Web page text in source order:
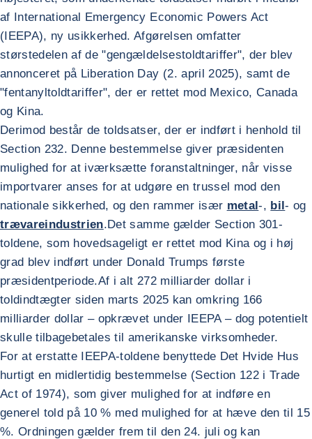
af International Emergency Economic Powers Act
(IEEPA), ny usikkerhed. Afgørelsen omfatter
størstedelen af de "gengældelsestoldtariffer", der blev
annonceret på Liberation Day (2. april 2025), samt de
"fentanyltoldtariffer", der er rettet mod Mexico, Canada
og Kina.
Derimod består de toldsatser, der er indført i henhold til
Section 232. Denne bestemmelse giver præsidenten
mulighed for at iværksætte foranstaltninger, når visse
importvarer anses for at udgøre en trussel mod den
nationale sikkerhed, og den rammer især metal-, bil- og
trævareindustrien.Det samme gælder Section 301-
toldene, som hovedsageligt er rettet mod Kina og i høj
grad blev indført under Donald Trumps første
præsidentperiode.Af i alt 272 milliarder dollar i
toldindtægter siden marts 2025 kan omkring 166
milliarder dollar – opkrævet under IEEPA – dog potentielt
skulle tilbagebetales til amerikanske virksomheder.
For at erstatte IEEPA-toldene benyttede Det Hvide Hus
hurtigt en midlertidig bestemmelse (Section 122 i Trade
Act of 1974), som giver mulighed for at indføre en
generel told på 10 % med mulighed for at hæve den til 15
%. Ordningen gælder frem til den 24. juli og kan